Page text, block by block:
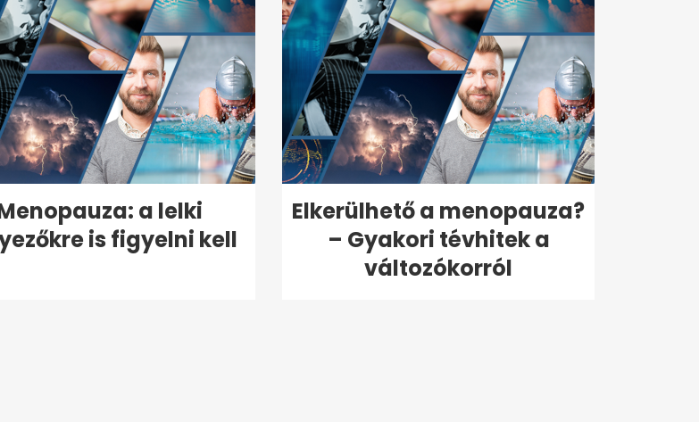
a lelki
is figyelni kell
Elkerülhető a menopauza?
– Gyakori tévhitek a
változókorról